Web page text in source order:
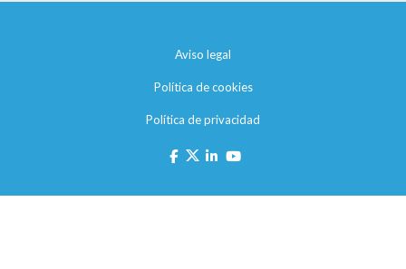
Aviso legal
Política de cookies
Política de privacidad